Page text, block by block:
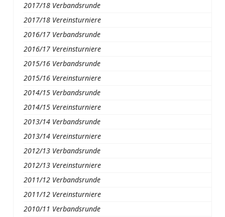
2017/18 Verbandsrunde
2017/18 Vereinsturniere
2016/17 Verbandsrunde
2016/17 Vereinsturniere
2015/16 Verbandsrunde
2015/16 Vereinsturniere
2014/15 Verbandsrunde
2014/15 Vereinsturniere
2013/14 Verbandsrunde
2013/14 Vereinsturniere
2012/13 Verbandsrunde
2012/13 Vereinsturniere
2011/12 Verbandsrunde
2011/12 Vereinsturniere
2010/11 Verbandsrunde